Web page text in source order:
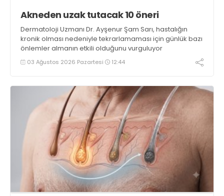
Akneden uzak tutacak 10 öneri
Dermatoloji Uzmanı Dr. Ayşenur Şam Sarı, hastalığın
kronik olması nedeniyle tekrarlamaması için günlük bazı
önlemler almanın etkili olduğunu vurguluyor
03 Ağustos 2026 Pazartesi 12:44